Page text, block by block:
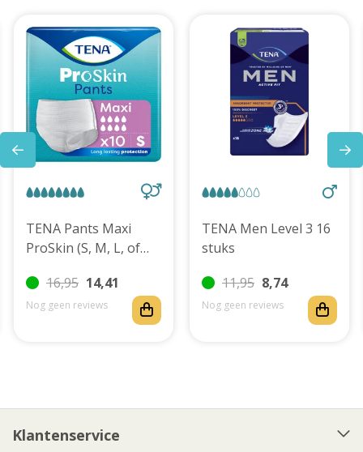
TENA Pants Maxi
ProSkin (S, M, L, of
16,95 14,41
Nog geen reviews
TENA Men Level 3 16
stuks
11,95 8,74
Nog geen reviews
Klantenservice